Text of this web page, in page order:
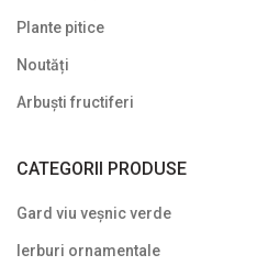
Plante pitice
Noutăți
Arbuști fructiferi
CATEGORII PRODUSE
Gard viu veșnic verde
Ierburi ornamentale